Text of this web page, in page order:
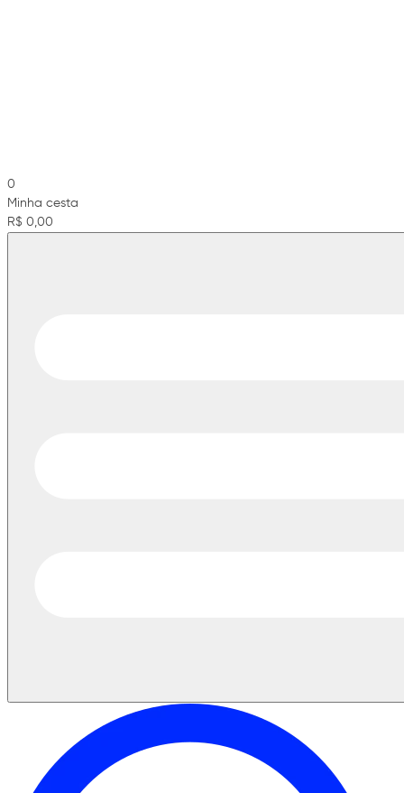
0
Minha cesta
R$ 0,00